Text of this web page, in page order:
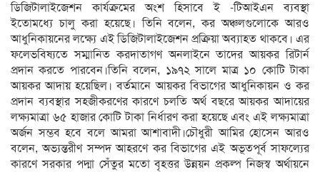
ডিজিটালাইজেশন কার্যক্রমের অংশ হিসাবে ই -টিআইএন ব্যবস্থা
ইতোমধ্যে চালু করা হয়েছে। তিনি বলেন, কর অঞ্চলগুলোকে আরও
আধুনিকায়নের লক্ষ্যে এই ডিজিটালাইজেশন প্রক্রিয়া অব্যাহত থাকবে। এর
ফলেভবিষ্যতে সম্মানিত করদাতাগণ অনলাইনে তাদের আয়কর রিটার্ন
প্রদান করতে পারবেন।তিনি বলেন, ১৯৭২ সালে মাত্র ১০ কোটি টাকা
আয়কর আদায় হয়েছিল। বর্তমানে আয়কর বিভাগের আধুনিকায়ন ও কর
প্রদান ব্যবস্থার সহজীকরণের কারণে চলতি অর্থ বছরে আয়কর আদায়ের
লক্ষ্যমাত্রা ৬৫ হাজার কোটি টাকা নির্ধারণ করা হয়েছে এবং এই লক্ষ্যমাত্রা
অর্জন সম্ভব হবে বলে আমরা আশাবাদী।চৌধুরী আমির হোসেন আরও
বলেন, অভ্যন্তরীণ সম্পদ আহরণে কর বিভাগের এই অভূতপূর্ব সাফল্যের
কারণে সরকার পদ্মা সেঁতুর মতো বৃহত্তর উন্নয়ন প্রকল্প নিজস্ব অর্থায়নে